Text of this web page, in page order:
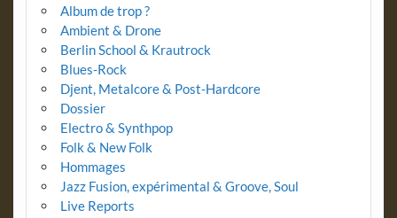
Album de trop ?
Ambient & Drone
Berlin School & Krautrock
Blues-Rock
Djent, Metalcore & Post-Hardcore
Dossier
Electro & Synthpop
Folk & New Folk
Hommages
Jazz Fusion, expérimental & Groove, Soul
Live Reports